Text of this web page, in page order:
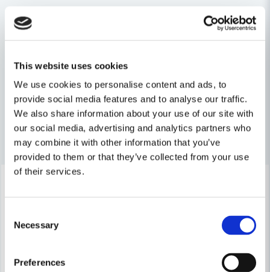
This website uses cookies
We use cookies to personalise content and ads, to
provide social media features and to analyse our traffic.
We also share information about your use of our site with
our social media, advertising and analytics partners who
may combine it with other information that you’ve
provided to them or that they’ve collected from your use
of their services.
Selection
Necessary
Preferences
Är slangen avsedd för att passa engångsflaskor
Ja den är till för Webers engångsflaskor.
Fråga oss något om denna produkten...
Namn
email
Mejladress
Relaterade kategorier
Grill & tillbehör
Hem, Skog & Trädgård
Andra produkter i kategorin
-21%